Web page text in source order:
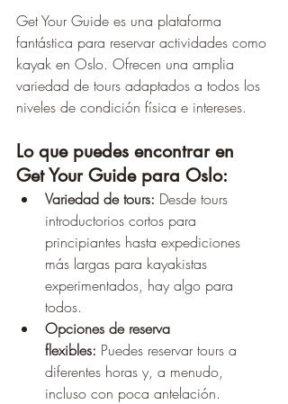
Get Your Guide es una plataforma
fantástica para reservar actividades como
kayak en Oslo. Ofrecen una amplia
variedad de tours adaptados a todos los
niveles de condición física e intereses.
Lo que puedes encontrar en
Get Your Guide para Oslo:
Variedad de tours: Desde tours
introductorios cortos para
principiantes hasta expediciones
más largas para kayakistas
experimentados, hay algo para
todos.
Opciones de reserva
flexibles: Puedes reservar tours a
diferentes horas y, a menudo,
incluso con poca antelación.